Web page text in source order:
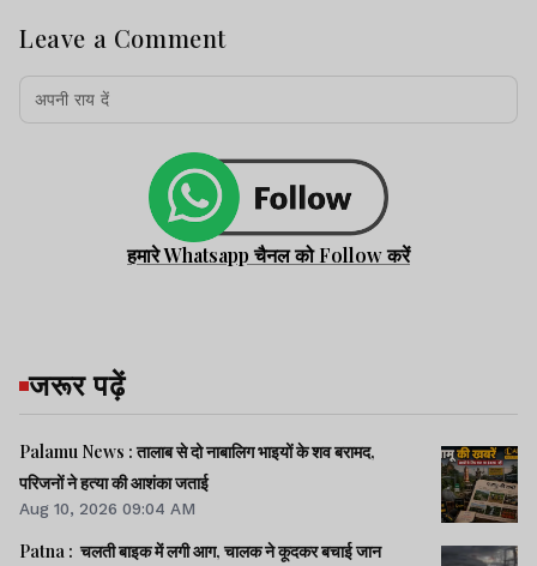
Leave a Comment
हमारे Whatsapp चैनल को Follow करें
जरूर पढ़ें
Palamu News : तालाब से दो नाबालिग भाइयों के शव बरामद,
परिजनों ने हत्या की आशंका जताई
Aug 10, 2026 09:04 AM
Patna : चलती बाइक में लगी आग, चालक ने कूदकर बचाई जान